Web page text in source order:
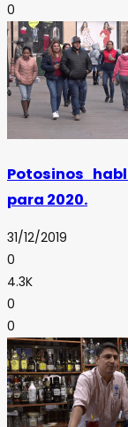
0
Potosinos
para 2020.
31/12/2019
0
4.3K
0
0